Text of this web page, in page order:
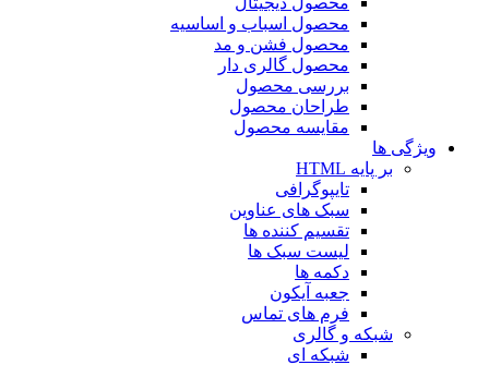
محصول اسباب و اساسیه
محصول فشن و مد
محصول گالری دار
بررسی محصول
طراحان محصول
مقایسه محصول
ویژگی ها
بر پایه HTML
تایپوگرافی
سبک های عناوین
تقسیم کننده ها
لیست سبک ها
دکمه ها
جعبه آیکون
فرم های تماس
شبکه و گالری
شبکه ای